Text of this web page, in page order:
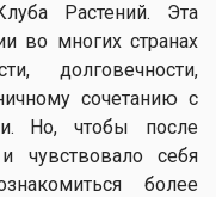
Растений. Эта
во многих странах
долговечности,
сочетанию с
Но, чтобы после
чувствовало себя
более